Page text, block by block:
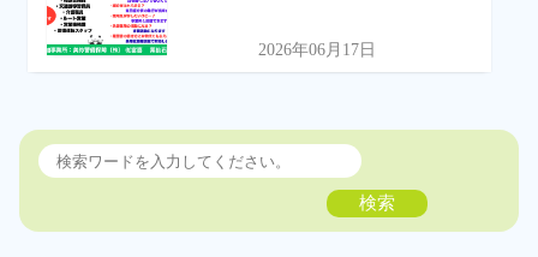
2026年06月17日
検索